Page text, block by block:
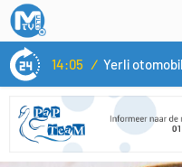
14:05 /